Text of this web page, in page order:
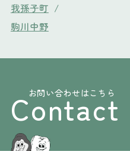
我孫子町 /
駒川中野
お問い合わせはこちら
Contact